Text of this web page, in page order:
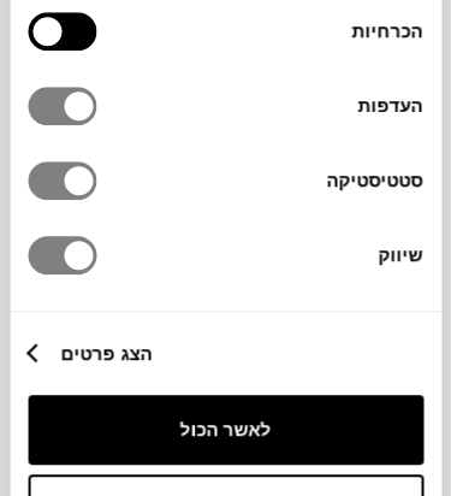
הסכמה
הכרחיות
העדפות
סטטיסטיקה
שיווק
הצג פרטים
לאשר הכול
מתבלט בעיצוב נועז, עשוי אלומיניום יצוק, עם
קווים גיאומטריים ובסיס קובייתי ופינות מעוגלות
מהמילה היפנית kirakira, שפירושה “נוצץ” –
רמז למראה הבוהק והעשיר שלו. הסדרה kira
מורכבת משלושה שולחנות בגבהים וגדלים
שונים שמשלימים את המראה בחלל המעוצב.